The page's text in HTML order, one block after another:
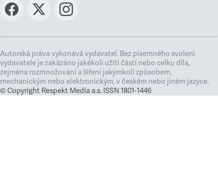
Autorská práva vykonává vydavatel. Bez písemného svolení
vydavatele je zakázáno jakékoli užití částí nebo celku díla,
zejména rozmnožování a šíření jakýmkoli způsobem,
mechanickým nebo elektronickým, v českém nebo jiném jazyce.
© Copyright Respekt Media a.s. ISSN 1801-1446